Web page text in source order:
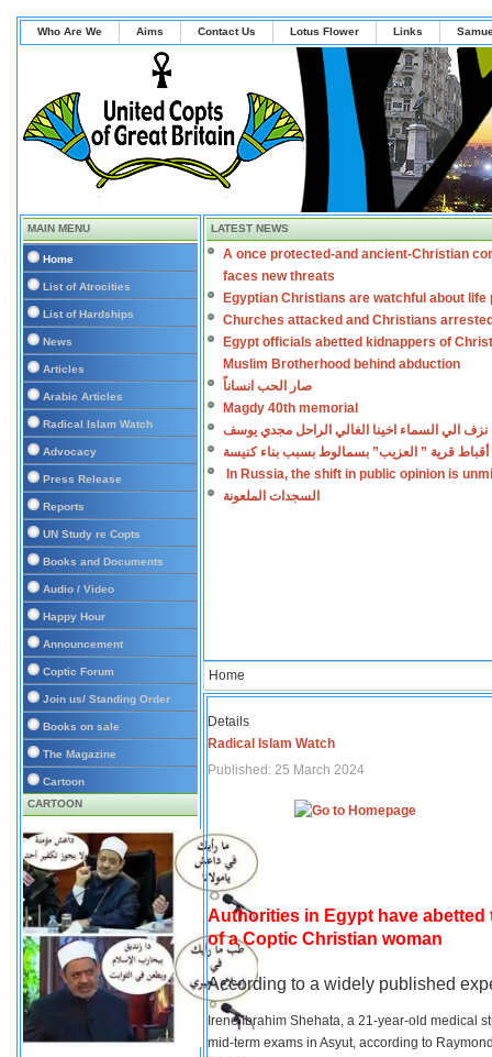
Who Are We Aims Contact Us Lotus Flower Links
MAIN MENU
Home
List of Atrocities
List of Hardships
News
Articles
Arabic Articles
Radical Islam Watch
Advocacy
Press Release
Reports
UN Study re Copts
Books and Documents
Audio / Video
Happy Hour
Announcement
Coptic Forum
Join us/ Standing Order
Books on sale
The Magazine
Cartoon
CARTOON
LATEST NEWS
A once protected-and ancient-Christian
faces new threats
Egyptian Christians are watchful about life
Churches attacked and Christians
Egypt officials abetted kidnappers of
Muslim Brotherhood behind abduction
صار الحب انساناً
Magdy 40th memorial
نزف الي السماء اخينا الغالي الراحل مجدي يوسف
أقباط قرية ” العزيب” بسمالوط بسبب بناء كنيسة
In Russia, the shift in public opinion is
السجدات الملعونة
Home
Details
Radical Islam Watch
Published: 25 March 2024
Authorities in Egypt have
of a Coptic Christian woman
According to a widely published
Irene Ibrahim Shehata, a 21-year-old medical
mid-term exams in Asyut, according to